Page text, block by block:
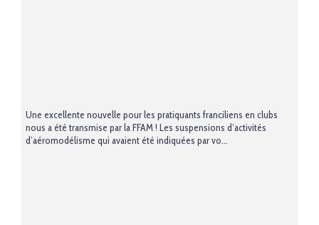
Une excellente nouvelle pour les pratiquants franciliens en clubs
nous a été transmise par la FFAM ! Les suspensions d’activités
d’aéromodélisme qui avaient été indiquées par vo...